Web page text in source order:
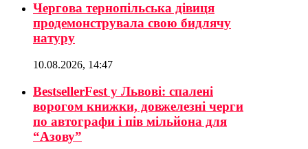
Чергова тернопільська дівиця
продемонструвала свою бидлячу
натуру
10.08.2026, 14:47
BestsellerFest у Львові: спалені
ворогом книжки, довжелезні черги
по автографи і пів мільйона для
“Азову”